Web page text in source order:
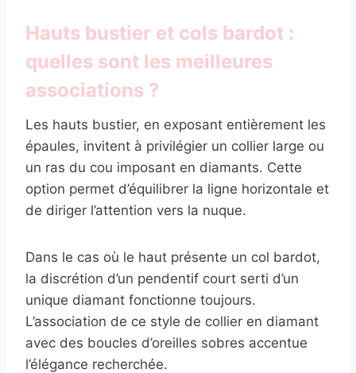
Hauts bustier et cols bardot :
quelles sont les meilleures
associations ?
Les hauts bustier, en exposant entièrement les
épaules, invitent à privilégier un collier large ou
un ras du cou imposant en diamants. Cette
option permet d’équilibrer la ligne horizontale et
de diriger l’attention vers la nuque.
Dans le cas où le haut présente un col bardot,
la discrétion d’un pendentif court serti d’un
unique diamant fonctionne toujours.
L’association de ce style de collier en diamant
avec des boucles d’oreilles sobres accentue
l’élégance recherchée.